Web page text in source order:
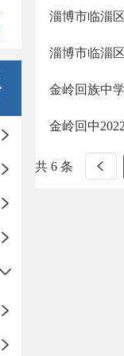
淄博市临淄
淄博市临淄
金岭回族中
金岭回中
共 6 条